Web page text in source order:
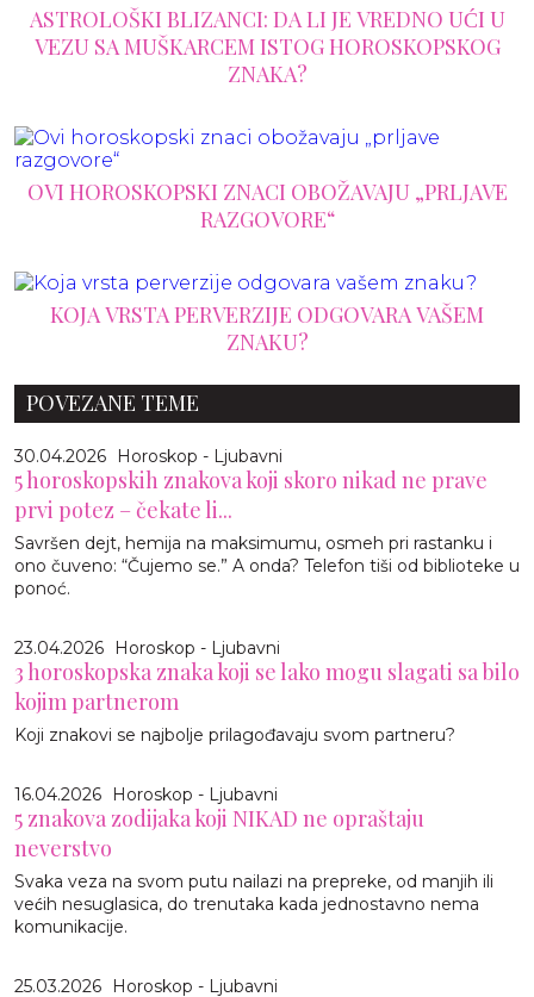
ASTROLOŠKI BLIZANCI: DA LI JE VREDNO UĆI U
VEZU SA MUŠKARCEM ISTOG HOROSKOPSKOG
ZNAKA?
OVI HOROSKOPSKI ZNACI OBOŽAVAJU „PRLJAVE
RAZGOVORE“
KOJA VRSTA PERVERZIJE ODGOVARA VAŠEM
ZNAKU?
POVEZANE TEME
30.04.2026 Horoskop - Ljubavni
5 horoskopskih znakova koji skoro nikad ne prave
prvi potez – čekate li...
Savršen dejt, hemija na maksimumu, osmeh pri rastanku i
ono čuveno: “Čujemo se.” A onda? Telefon tiši od biblioteke u
ponoć.
23.04.2026 Horoskop - Ljubavni
3 horoskopska znaka koji se lako mogu slagati sa bilo
kojim partnerom
Koji znakovi se najbolje prilagođavaju svom partneru?
16.04.2026 Horoskop - Ljubavni
5 znakova zodijaka koji NIKAD ne opraštaju
neverstvo
Svaka veza na svom putu nailazi na prepreke, od manjih ili
većih nesuglasica, do trenutaka kada jednostavno nema
komunikacije.
25.03.2026 Horoskop - Ljubavni